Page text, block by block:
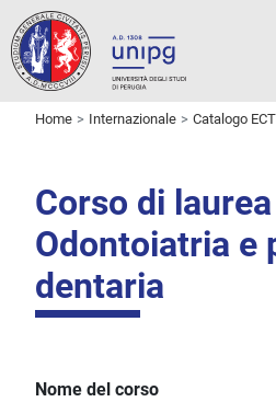
Home Internazionale Catalogo
Corso di
Odontoiatria e
dentaria
Nome del corso